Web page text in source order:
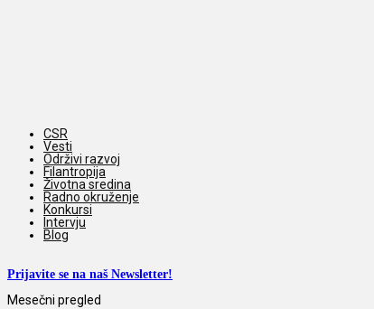
CSR
Vesti
Održivi razvoj
Filantropija
Životna sredina
Radno okruženje
Konkursi
Intervju
Blog
Prijavite se na naš Newsletter!
Mesečni pregled